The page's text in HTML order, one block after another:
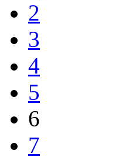
2
3
4
5
6
7